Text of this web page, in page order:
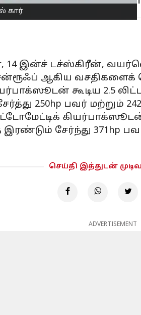
கார்
14 இன்ச் டச்ஸ்கிரீன்,
ஆகிய வசதிகளைக்
கூடிய 2.5
250hp பவர் மற்றும்
சேர்ந்து 371hp
செய்தி இத்துடன்
ADVERTISEMENT